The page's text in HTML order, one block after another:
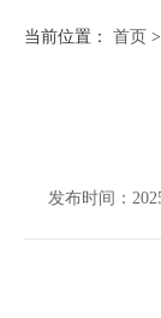
当前位置： 首页 >
发布时间：